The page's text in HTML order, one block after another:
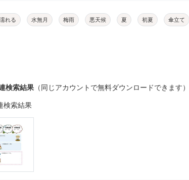
濡れる 水無月 梅雨 悪天候 夏 初夏 傘立て
検索結果 （同じアカウントで無料ダウンロードできます）
検索結果